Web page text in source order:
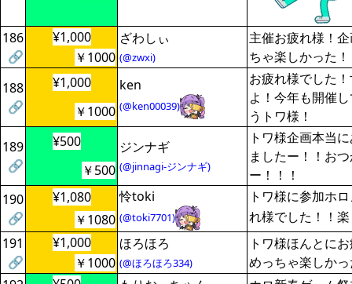
186
🔗
¥1,000 ざわしぃ
(@zwxi)
主催お疲れ様！
ちゃ楽しかった！
￥1000
188
🔗
¥1,000 ken
(@ken00039)
お疲れ様でした
よ！今年も開催
うトワ様！
￥1000
189
🔗
¥500 ジンナギ
(@jinnagi-ジンナギ)
トワ様企画本当
ましたー！！お
ー！！！
￥500
190
🔗
¥1,080 怜toki
(@toki7701)
トワ様に参加ホ
れ様でした！！
￥1080
191
🔗
¥1,000 ほろほろ
(@ほろほろ334)
トワ様ほんとに
めっちゃ楽しか
￥1000